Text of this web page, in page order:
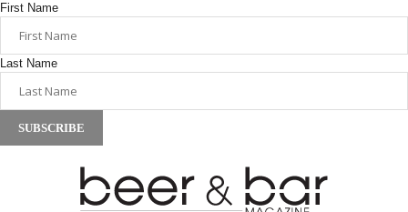
First Name
Last Name
SUBSCRIBE